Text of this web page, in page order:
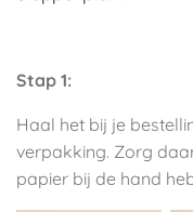
Stap 1:
Haal het bij je
verpakking. Zorg
papier bij de hand